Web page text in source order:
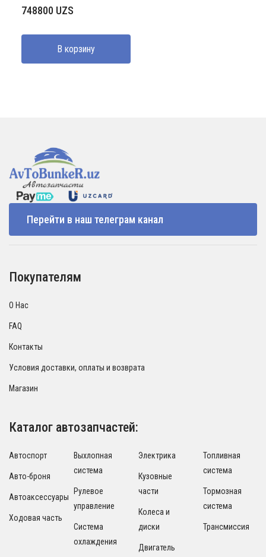
748800 UZS
В корзину
Перейти в наш телеграм канал
Покупателям
О Нас
FAQ
Контакты
Условия доставки, оплаты и возврата
Магазин
Каталог автозапчастей:
Автоспорт
Авто-броня
Автоаксессуары
Ходовая часть
Выхлопная
система
Рулевое
управление
Система
охлаждения
Электрика
Кузовные
части
Колеса и
диски
Двигатель
Топливная
система
Тормозная
система
Трансмиссия